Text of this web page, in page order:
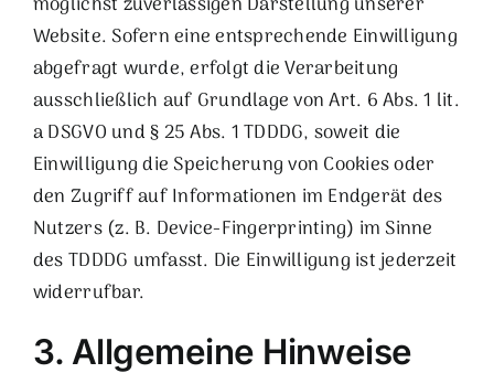
Website. Sofern eine entsprechende Einwilligung
abgefragt wurde, erfolgt die Verarbeitung
ausschließlich auf Grundlage von Art. 6 Abs. 1 lit.
a DSGVO und § 25 Abs. 1 TDDDG, soweit die
Einwilligung die Speicherung von Cookies oder
den Zugriff auf Informationen im Endgerät des
Nutzers (z. B. Device-Fingerprinting) im Sinne
des TDDDG umfasst. Die Einwilligung ist jederzeit
widerrufbar.
3. Allgemeine Hinweise